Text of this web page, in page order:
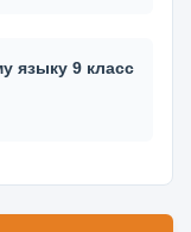
языку 9 класс